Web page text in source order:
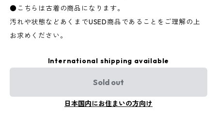
●こちらは古着の商品になります。
汚れや状態などあくまでUSED商品であることをご理解の上
お求めください。
International shipping available
Sold out
日本国内にお住まいの方向け